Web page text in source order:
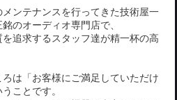
ンテナンスを行ってきた技術屋一
のオーディオ専門店で、
追求するスタッフ達が精一杯の高
は「お客様にご満足していただけ
ことです。